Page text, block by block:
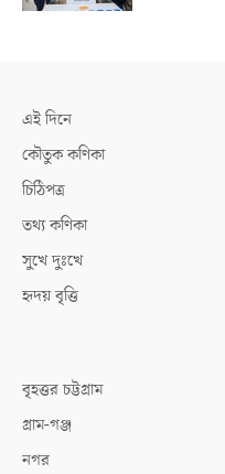
এই দিনে
কৌতুক কণিকা
চিঠিপত্র
তথ্য কণিকা
সুখে দুঃখে
হৃদয় বৃত্তি
বৃহত্তর চট্টগ্রাম
গ্রাম-গঞ্জ
নগর